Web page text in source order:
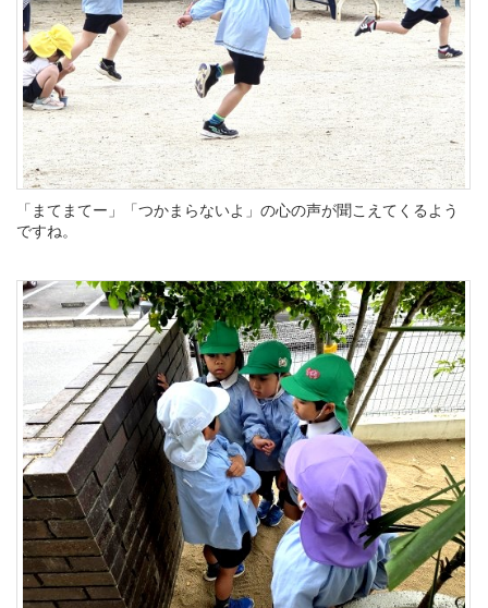
「まてまてー」「つかまらないよ」の心の声が聞こえてくるよう
ですね。